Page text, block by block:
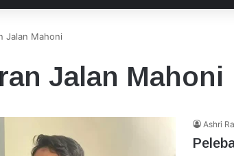
Jalan Mahoni
Jalan Mahoni
Ashri